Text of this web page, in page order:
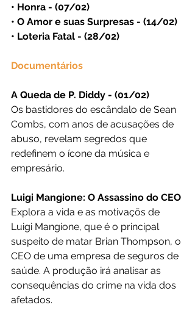
• Honra - (07/02)
• O Amor e suas Surpresas - (14/02)
• Loteria Fatal - (28/02)
Documentários
A Queda de P. Diddy - (01/02)
Os bastidores do escândalo de Sean
Combs, com anos de acusações de
abuso, revelam segredos que
redefinem o ícone da música e
empresário.
Luigi Mangione: O Assassino do CEO
Explora a vida e as motivaçõs de
Luigi Mangione, que é o principal
suspeito de matar Brian Thompson, o
CEO de uma empresa de seguros de
saúde. A produção irá analisar as
consequências do crime na vida dos
afetados.